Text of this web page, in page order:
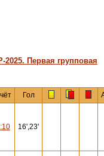
2025. Первая групповая
Гол
16',23'